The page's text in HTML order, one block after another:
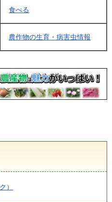
食べる
農作物の生育・病害虫情報
）